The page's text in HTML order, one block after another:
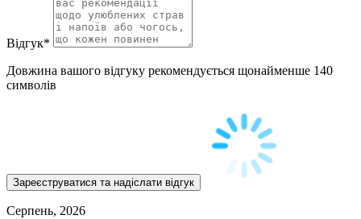
Відгук*
Довжина вашого відгуку рекомендується щонайменше 140
символів
Серпень, 2026